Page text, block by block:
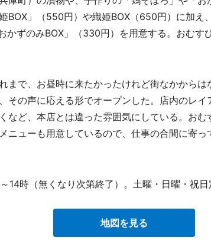
BOX」（550円）や織姫BOX（650円）に加え
かずのみBOX」（330円）を用意する。おむす
まで、お昼時に来たかったけれど街なかからは
その声に応える形でオープンした。店内のレ
など、本店とは違った雰囲気にしている。お
ニューも用意しているので、仕事の合間に寄
14時（無くなり次第終了）。土曜・日曜・祝日
地図を見る